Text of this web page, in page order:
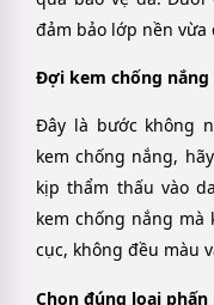
đảm bảo lớp nền vừa
Đợi kem chống
Đây là bước không
kem chống nắng,
kịp thẩm thấu vào
kem chống nắng mà
cục, không đều màu
Chọn đúng loại phấn